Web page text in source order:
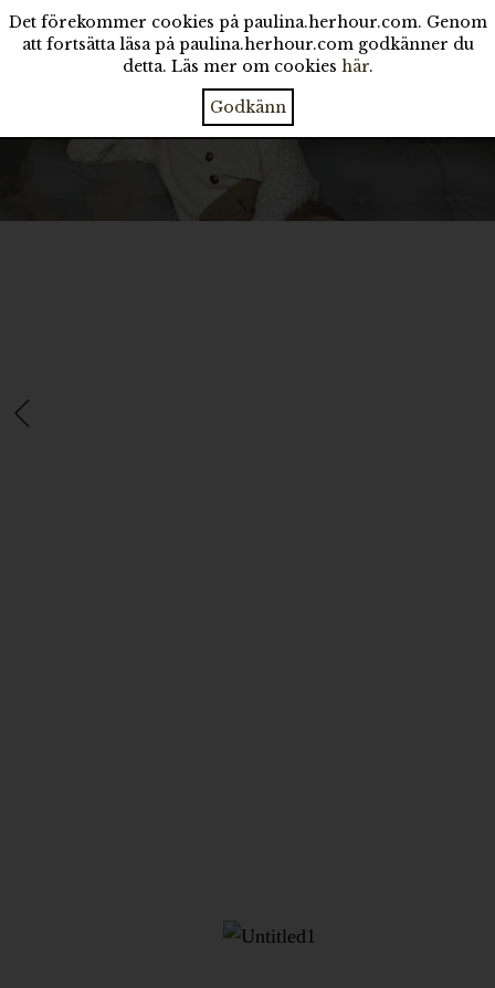
Det förekommer cookies på paulina.herhour.com. Genom
att fortsätta läsa på paulina.herhour.com godkänner du
detta. Läs mer om cookies här.
Godkänn